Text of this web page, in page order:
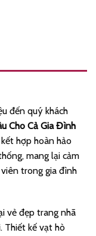
đến quý khách
Cho Cả Gia Đình
hợp hoàn hảo
mang lại cảm
trong gia đình
vẻ đẹp trang nhã
Thiết kế vạt hò